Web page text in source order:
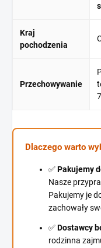
Kraj
pochodzenia
Przechowywanie
Dlaczego warto
✅Pakujemy
Nasze
Pakujemy je
zachowały
✅Dostawcy
rodzinna